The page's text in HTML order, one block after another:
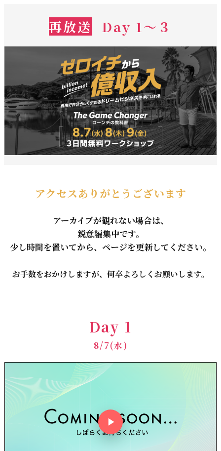
再放送 Day 1～３
アクセスありがとうございます
アーカイブが観れない場合は、
鋭意編集中です。
少し時間を置いてから、ページを更新してください。
お手数をおかけしますが、 何卒よろしくお願いします。
Day 1
8/7(水)